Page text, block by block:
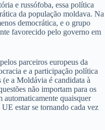
e russófoba, essa política
da população moldava. Na
democrática, e o grupo
favorecido pelo governo em
parceiros europeus da
e a participação política
(e a Moldávia é candidata à
não importam para os
automaticamente quaisquer
estar se tornando cada vez